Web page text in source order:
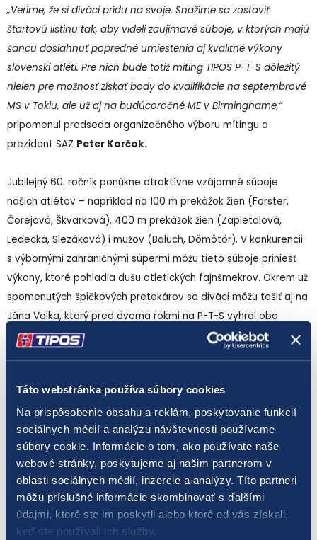
Táto webstránka používa súbory cookies
Na prispôsobenie obsahu a reklám, poskytovanie funkcií
sociálnych médií a analýzu návštevnosti používame
súbory cookie. Informácie o tom, ako používate naše
webové stránky, poskytujeme aj našim partnerom v
oblasti sociálnych médií, inzercie a analýzy. Títo partneri
môžu príslušné informácie skombinovať s ďalšími
údajmi, ktoré ste im poskytli alebo ktoré od vás získali,
keď ste používali ich služby.
„Veríme, že si diváci prídu na svoje. Snažíme sa zostaviť
štartovú listinu tak, aby videli zaujímavé súboje, v ktorých majú
šancu dosiahnuť popredné umiestenia aj kvalitné výkony
slovenskí atléti. Pre nich bude totiž míting TIPOS P-T-S dôležitý
nielen pre možnosť získať body do kvalifikácie na septembrové
MS v Tokiu, ale už aj na budúcoročné ME v Birminghame,“
pripomenul predseda organizačného výboru mítingu a
prezident SAZ Peter Korčok.
Jubilejný 60. ročník ponúkne atraktívne vzájomné súboje
našich atlétov – napríklad na 100 m prekážok žien (Forster,
Čorejová, Škvarková), 400 m prekážok žien (Zapletalová,
Ledecká, Slezáková) i mužov (Baluch, Dömötör). V konkurencii
s výbornými zahraničnými súpermi môžu tieto súboje priniesť
výkony, ktoré pohladia dušu atletických fajnšmekrov. Okrem už
spomenutých špičkových pretekárov sa diváci môžu tešiť aj na
Jána Volka, ktorý pred dvoma rokmi na P-T-S vyhral oba
šprinty, či na vicemajsterku Európy 2024 na 800 m Gabrielu
TIPOS P-T-S.